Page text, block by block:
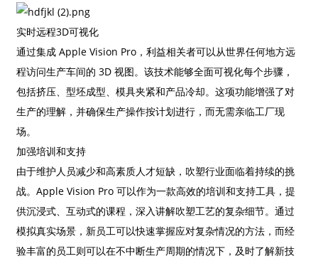
实时远程3D可视化
通过集成 Apple Vision Pro，利益相关者可以从世界任何地方远
程访问生产车间的 3D 视图。该技术能够全面可视化每个步骤，
包括挤压、型坯成型、模具夹紧和产品冷却。这项功能增强了对
生产的理解，并确保生产操作按计划进行，而无需亲临工厂现
场。
加强培训和支持
由于维护人员减少和高素质人才短缺，吹塑行业面临着持续的挑
战。Apple Vision Pro 可以作为一款高效的培训和支持工具，提
供沉浸式、互动式的课程，深入讲解吹塑工艺的复杂细节。通过
模拟真实场景，新员工可以快速掌握应对复杂情况的方法，而经
验丰富的员工则可以在不中断生产周期的情况下，及时了解新技